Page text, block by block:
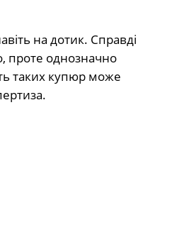
на дотик. Справді
проте однозначно
таких купюр може